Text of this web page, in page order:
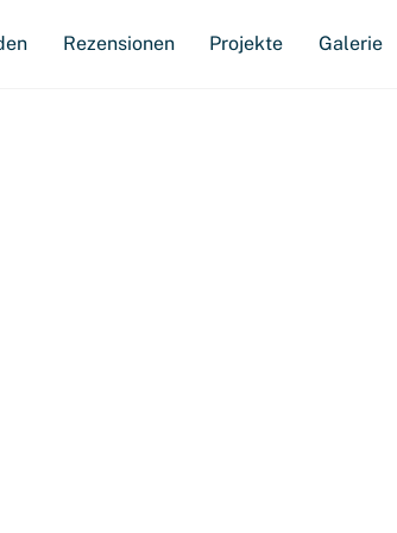
Rezensionen Projekte Galerie